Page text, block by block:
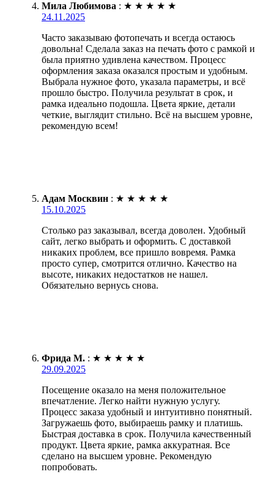
Мила Любимова : ★ ★ ★ ★ ★
24.11.2025
Часто заказываю фотопечать и всегда остаюсь
довольна! Сделала заказ на печать фото с рамкой и
была приятно удивлена качеством. Процесс
оформления заказа оказался простым и удобным.
Выбрала нужное фото, указала параметры, и всё
прошло быстро. Получила результат в срок, и
рамка идеально подошла. Цвета яркие, детали
четкие, выглядит стильно. Всё на высшем уровне,
рекомендую всем!
Адам Москвин : ★ ★ ★ ★ ★
15.10.2025
Столько раз заказывал, всегда доволен. Удобный
сайт, легко выбрать и оформить. С доставкой
никаких проблем, все пришло вовремя. Рамка
просто супер, смотрится отлично. Качество на
высоте, никаких недостатков не нашел.
Обязательно вернусь снова.
Фрида М. : ★ ★ ★ ★ ★
29.09.2025
Посещение оказало на меня положительное
впечатление. Легко найти нужную услугу.
Процесс заказа удобный и интуитивно понятный.
Загружаешь фото, выбираешь рамку и платишь.
Быстрая доставка в срок. Получила качественный
продукт. Цвета яркие, рамка аккуратная. Все
сделано на высшем уровне. Рекомендую
попробовать.